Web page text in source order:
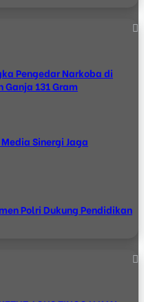
Pengedar Narkoba di
Ganja 131 Gram
Sinergi Jaga
Polri Dukung Pendidikan